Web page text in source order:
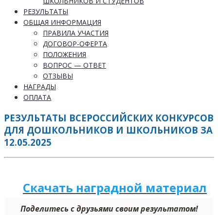
РЕЗУЛЬТАТЫ
ОБЩАЯ ИНФОРМАЦИЯ
ПРАВИЛА УЧАСТИЯ
ДОГОВОР-ОФЕРТА
ПОЛОЖЕНИЯ
ВОПРОС — ОТВЕТ
ОТЗЫВЫ
НАГРАДЫ
ОПЛАТА
РЕЗУЛЬТАТЫ ВСЕРОССИЙСКИХ КОНКУРСОВ
ДЛЯ ДОШКОЛЬНИКОВ И ШКОЛЬНИКОВ ЗА
12.05.2025
Скачать наградной материал
Поделитесь с друзьями своим результатом!